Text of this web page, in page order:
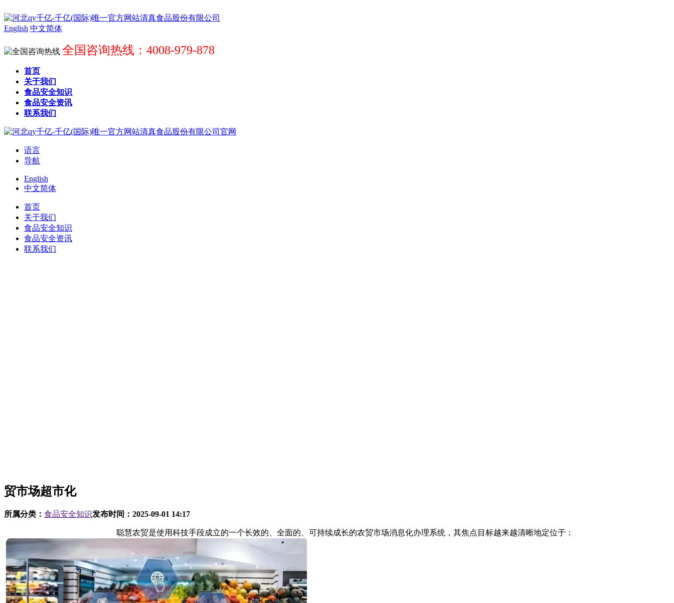
English 中文简体
全国咨询热线：4008-979-878
首页
关于我们
食品安全知识
食品安全资讯
联系我们
语言
导航
English
中文简体
首页
关于我们
食品安全知识
食品安全资讯
联系我们
贸市场超市化
所属分类： 食品安全知识发布时间： 2025-09-01 14:17
聪慧农贸是使用科技手段成立的一个长效的、全面的、可持续成长的农贸市场消息化办理系统，其焦点目标越来越清晰地定位于：